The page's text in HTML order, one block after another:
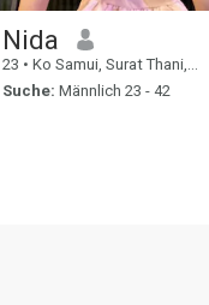
Nida
23 • Ko Samui, Surat Thani, Thailand
Suche: Männlich 23 - 42